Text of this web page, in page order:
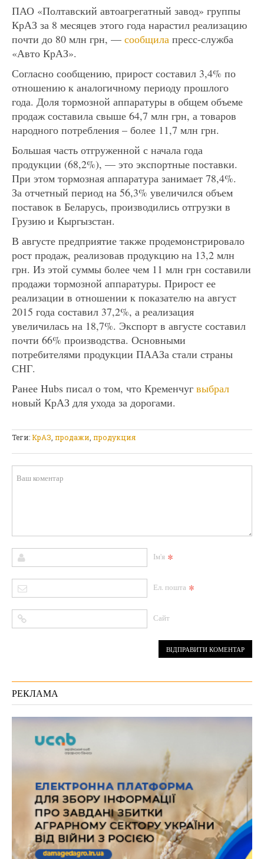
ПАО «Полтавский автоагрегатный завод» группы
КрАЗ за 8 месяцев этого года нарастил реализацию
почти до 80 млн грн, — сообщила пресс-служба
«Авто КрАЗ».
Согласно сообщению, прирост составил 3,4% по
отношению к аналогичному периоду прошлого
года. Доля тормозной аппаратуры в общем объеме
продаж составила свыше 64,7 млн грн, а товаров
народного потребления – более 11,7 млн грн.
Большая часть отгруженной с начала года
продукции (68,2%), — это экспортные поставки.
При этом тормозная аппаратура занимает 78,4%.
За отчетный период на 56,3% увеличился объем
поставок в Беларусь, производились отгрузки в
Грузию и Кыргызстан.
В августе предприятие также продемонстрировало
рост продаж, реализовав продукцию на 13,2 млн
грн. Из этой суммы более чем 11 млн грн составили
продажи тормозной аппаратуры. Прирост ее
реализации в отношении к показателю на август
2015 года составил 37,2%, а реализация
увеличилась на 18,7%. Экспорт в августе составил
почти 66% производства. Основными
потребителями продукции ПААЗа стали страны
СНГ.
Ранее Hubs писал о том, что Кременчуг выбрал
новый КрАЗ для ухода за дорогами.
Теги:КрАЗ продажи продукция
Ім'я *
Ел. пошта *
Сайт
РЕКЛАМА